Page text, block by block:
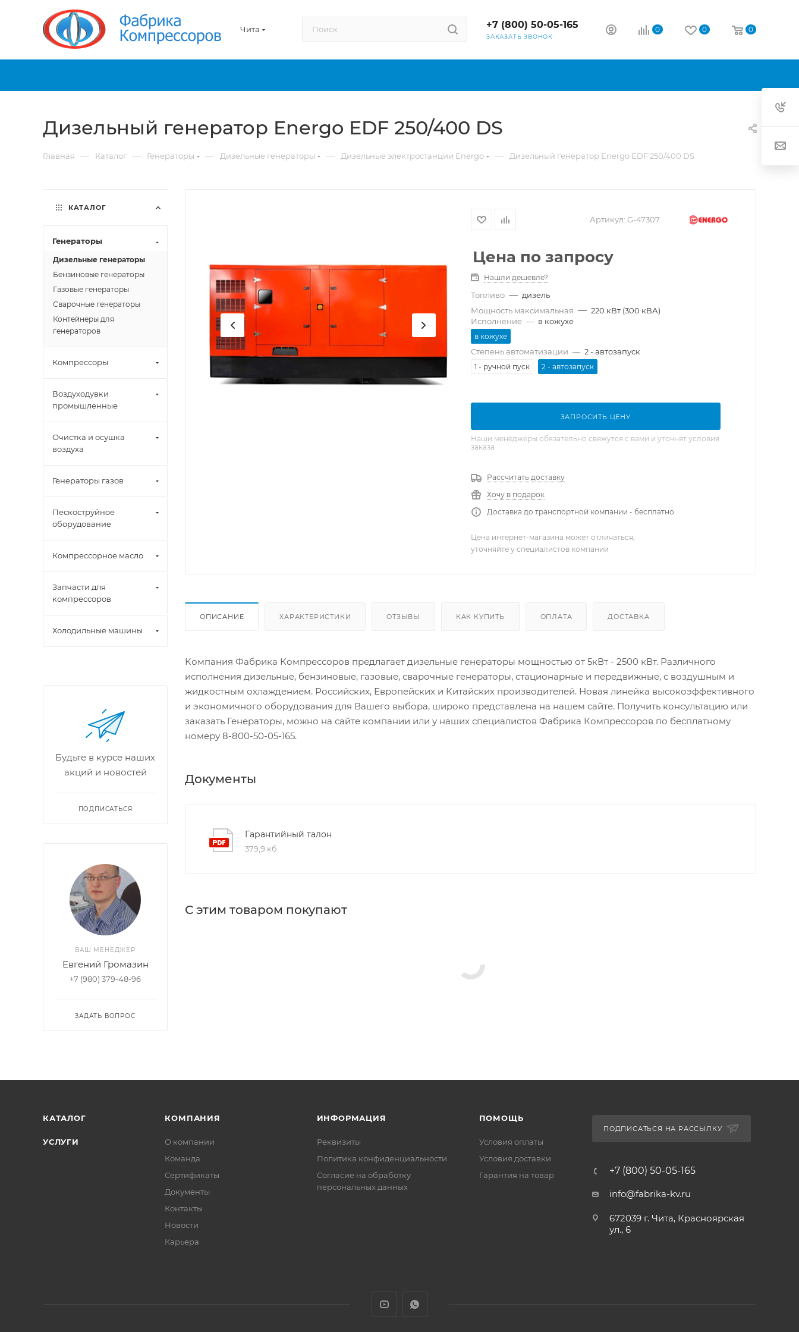
Чита +7 (800) 50-05-165
ЗАКАЗАТЬ ЗВОНОК
0 0 0
Дизельный генератор Energo EDF 250/400 DS
Главная — Каталог — Генераторы — Дизельные генераторы — Дизельные электростанции Energo — Дизельный генератор Energo EDF 250/400 DS
Артикул: G-47307
Цена по запросу
Нашли дешевле?
Топливо — дизель
Мощность максимальная — 220 кВт (300 кВА)
Исполнение — в кожухе
в кожухе
Степень автоматизации — 2 - автозапуск
1 - ручной пуск 2 - автозапуск
ЗАПРОСИТЬ ЦЕНУ
Наши менеджеры обязательно свяжутся с вами и уточнят условия
заказа
Рассчитать доставку
Хочу в подарок
Доставка до транспортной компании - бесплатно
Цена интернет-магазина может отличаться,
уточняйте у специалистов компании
ОПИСАНИЕ ХАРАКТЕРИСТИКИ ОТЗЫВЫ КАК КУПИТЬ ОПЛАТА ДОСТАВКА
Компания Фабрика Компрессоров предлагает дизельные генераторы мощностью от 5кВт - 2500 кВт. Различного
исполнения дизельные, бензиновые, газовые, сварочные генераторы, стационарные и передвижные, с воздушным и
жидкостным охлаждением. Российских, Европейских и Китайских производителей. Новая линейка высокоэффективного
и экономичного оборудования для Вашего выбора, широко представлена на нашем сайте. Получить консультацию или
заказать Генераторы, можно на сайте компании или у наших специалистов Фабрика Компрессоров по бесплатному
номеру 8-800-50-05-165.
Документы
Гарантийный талон
379,9 кб
С этим товаром покупают
КАТАЛОГ
Генераторы
Дизельные генераторы
Бензиновые генераторы
Газовые генераторы
Сварочные генераторы
Контейнеры для
генераторов
Компрессоры
Воздуходувки
промышленные
Очистка и осушка
воздуха
Генераторы газов
Пескоструйное
оборудование
Компрессорное масло
Запчасти для
компрессоров
Холодильные машины
Будьте в курсе наших
акций и новостей
ПОДПИСАТЬСЯ
ВАШ МЕНЕДЖЕР
Евгений Громазин
+7 (980) 379-48-96
ЗАДАТЬ ВОПРОС
КАТАЛОГ
УСЛУГИ
КОМПАНИЯ
О компании
Команда
Сертификаты
Документы
Контакты
Новости
Карьера
ИНФОРМАЦИЯ
Реквизиты
Политика конфиденциальности
Cогласие на обработку
персональных данных
ПОМОЩЬ
Условия оплаты
Условия доставки
Гарантия на товар
ПОДПИСАТЬСЯ НА РАССЫЛКУ
+7 (800) 50-05-165
info@fabrika-kv.ru
672039 г. Чита, Красноярская
ул., 6